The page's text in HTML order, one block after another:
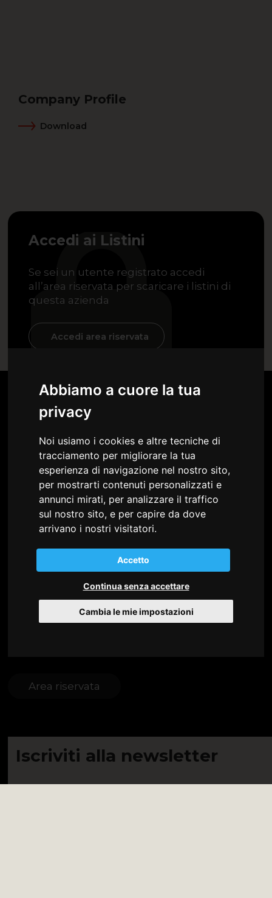
Abbiamo a cuore la tua
privacy
Noi usiamo i cookies e altre tecniche di
tracciamento per migliorare la tua
esperienza di navigazione nel nostro sito,
per mostrarti contenuti personalizzati e
annunci mirati, per analizzare il traffico
sul nostro sito, e per capire da dove
arrivano i nostri visitatori.
Accetto
Continua senza accettare
Cambia le mie impostazioni
Company Profile
Download
Accedi ai Listini
Se sei un utente registrato accedi
all’area riservata per scaricare i listini di
questa azienda
Accedi area riservata
Iscriviti alla newsletter
Chi siamo
Ambienti
Progetti
Bistro
Contatti
Spazio Italia OOO
Dolgorukovskaya str., 25A,
+7 495 1560787
info@spazioitalia.ru
Telegramt.me/spazioitalia
Area riservata